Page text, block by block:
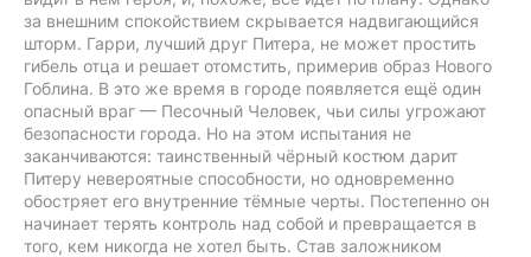
за внешним спокойствием скрывается надвигающийся
шторм. Гарри, лучший друг Питера, не может простить
гибель отца и решает отомстить, примерив образ Нового
Гоблина. В это же время в городе появляется ещё один
опасный враг — Песочный Человек, чьи силы угрожают
безопасности города. Но на этом испытания не
заканчиваются: таинственный чёрный костюм дарит
Питеру невероятные способности, но одновременно
обостряет его внутренние тёмные черты. Постепенно он
начинает терять контроль над собой и превращается в
того, кем никогда не хотел быть. Став заложником